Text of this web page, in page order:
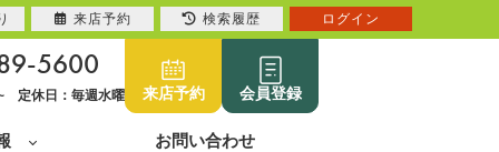
5600
定休日：毎週水曜 来店予約 会員登録
お問い合わせ
来店予約 検索履歴 ログイン